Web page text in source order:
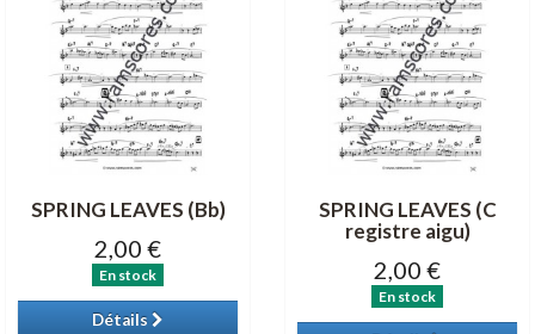
SPRING LEAVES (Bb)
2,00 €
En stock
Détails
SPRING LEAVES (C
registre aigu)
2,00 €
En stock